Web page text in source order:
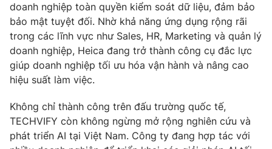
doanh nghiệp toàn quyền kiểm soát dữ liệu, đảm bảo
bảo mật tuyệt đối. Nhờ khả năng ứng dụng rộng rãi
trong các lĩnh vực như Sales, HR, Marketing và quản lý
doanh nghiệp, Heica đang trở thành công cụ đắc lực
giúp doanh nghiệp tối ưu hóa vận hành và nâng cao
hiệu suất làm việc.
Không chỉ thành công trên đấu trường quốc tế,
TECHVIFY còn không ngừng mở rộng nghiên cứu và
phát triển AI tại Việt Nam. Công ty đang hợp tác với